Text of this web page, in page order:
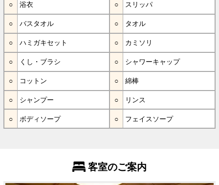
浴衣 スリッパ
バスタオル タオル
ハミガキセット カミソリ
くし・ブラシ シャワーキャップ
コットン 綿棒
シャンプー リンス
ボディソープ フェイスソープ
客室のご案内